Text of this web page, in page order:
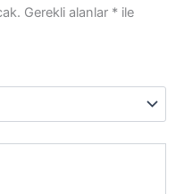
Gerekli alanlar * ile